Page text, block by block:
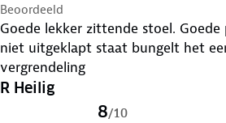
Beoordeeld
Goede lekker zittende stoel.
niet uitgeklapt staat bungelt het
vergrendeling
R Heilig
8/10